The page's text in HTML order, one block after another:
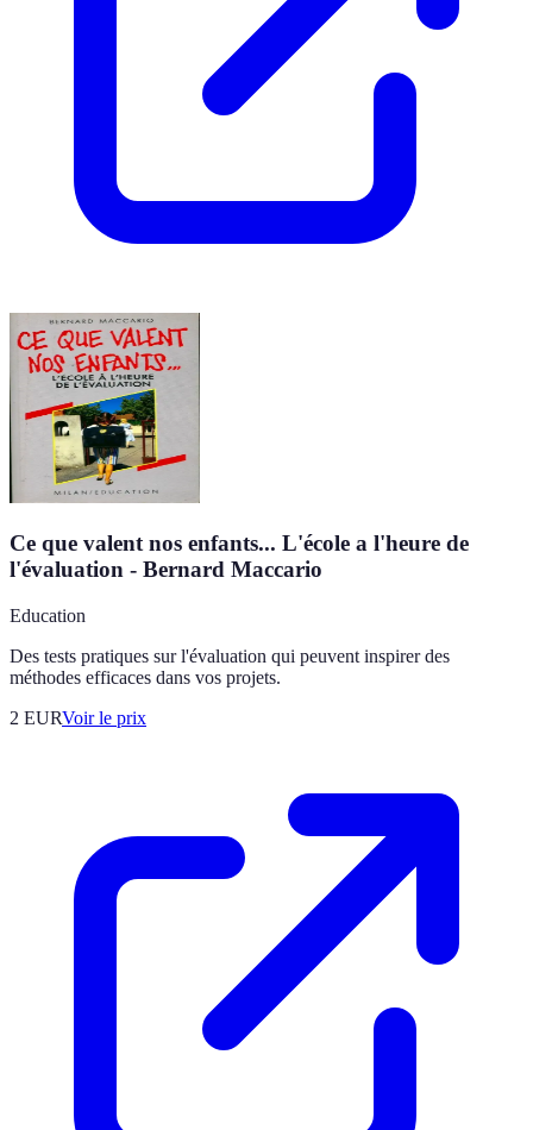
Ce que valent nos enfants... L'école a l'heure de
l'évaluation - Bernard Maccario
Education
Des tests pratiques sur l'évaluation qui peuvent inspirer des
méthodes efficaces dans vos projets.
2 EURVoir le prix